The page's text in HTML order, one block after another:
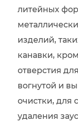
литейных
изделий,
канавки,
отверстия для
вогнутой и
очистки, для
удаления